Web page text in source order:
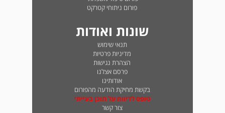
פורום ניתוחי קטרקט
שונות ואודות
תנאי שימוש
מדיניות פרטיות
הצהרת נגישות
פרסם אצלנו
אודותינו
בקשת מחיקת הודעה מהפורום
טופס לדיווח על תוכן בעייתי
צור קשר